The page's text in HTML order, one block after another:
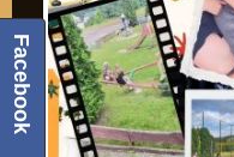
Facebook